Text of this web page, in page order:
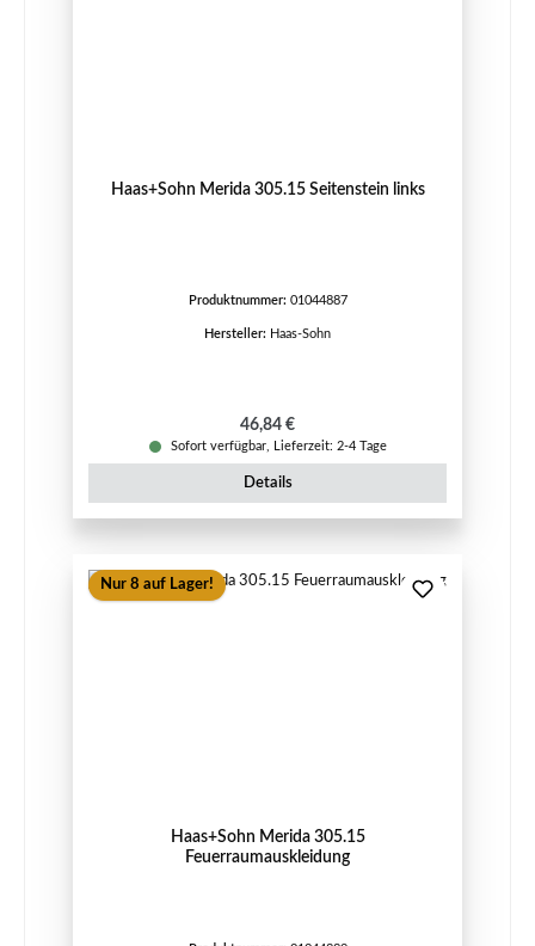
Haas+Sohn Merida 305.15 Seitenstein links
Produktnummer: 01044887
Hersteller: Haas-Sohn
Regulärer Preis:
46,84 €
Sofort verfügbar, Lieferzeit: 2-4 Tage
Details
Nur 8 auf Lager!
Haas+Sohn Merida 305.15
Feuerraumauskleidung